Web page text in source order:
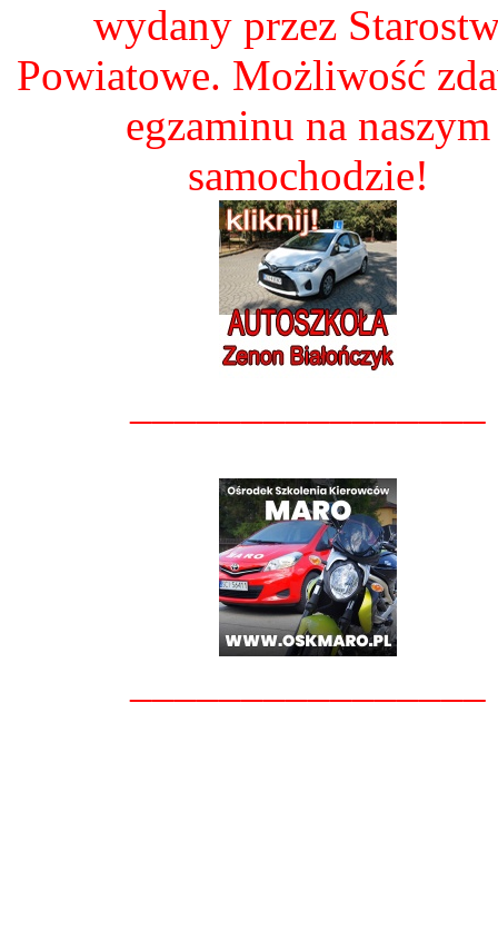
wydany przez
Powiatowe. Możliwość
egzaminu na naszym
samochodzie!